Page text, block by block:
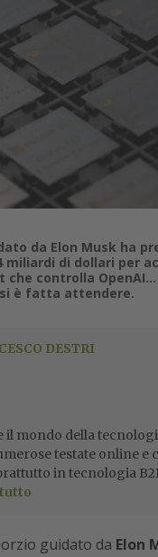
da Elon Musk ha
miliardi di dollari per
che controlla
è fatta attendere.
DESTRI
il mondo della
testate online e
in tecnologia
guidato da Elon